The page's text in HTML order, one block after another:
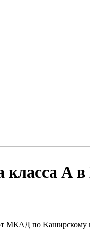
класса А
МКАД по Каширскому